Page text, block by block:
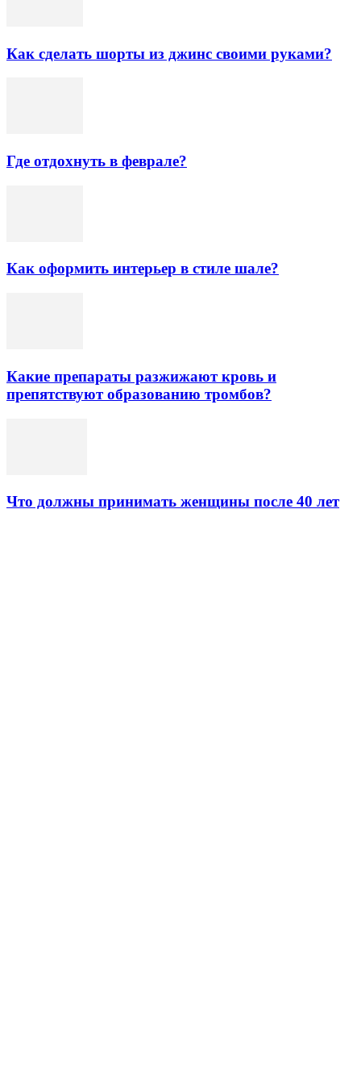
Как сделать шорты из джинс своими руками?
Где отдохнуть в феврале?
Как оформить интерьер в стиле шале?
Какие препараты разжижают кровь и
препятствуют образованию тромбов?
Что должны принимать женщины после 40 лет